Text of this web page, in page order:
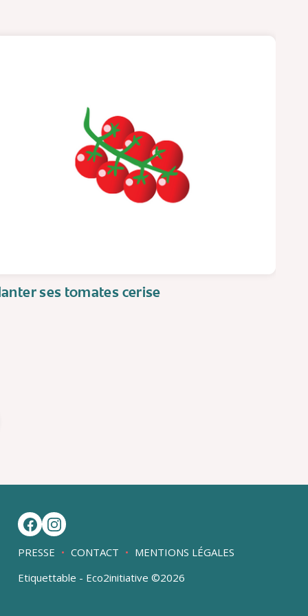
ses tomates cerise
PRESSE CONTACT
MENTIONS LÉGALES
Etiquettable - Eco2initiative ©2026